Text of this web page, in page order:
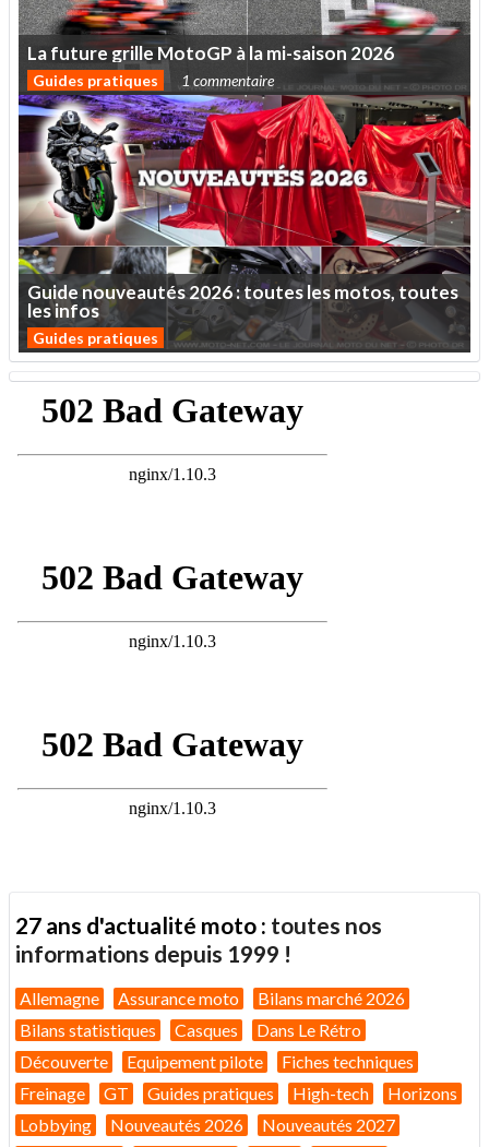
Lafuturegrille MotoGP àlami-saison 2026
Guides pratiques 1 commentaire
Guidenouveautés2026:touteslesmotos,toutes
lesinfos
Guides pratiques
27 ans d'actualité moto : toutes nos
informations depuis 1999 !
Allemagne Assurance moto
Bilans marché 2026
Bilans statistiques
Casques
Dans Le Rétro
Découverte
Equipement pilote
Fiches techniques
Freinage
GT Guides pratiques High-tech
Horizons
Lobbying
Nouveautés 2026
Nouveautés 2027